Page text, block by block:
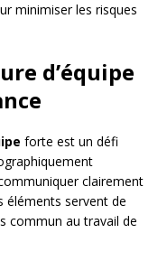
minimiser les risques
d’équipe
forte est un défi
clairement
éléments servent de
commun au travail de